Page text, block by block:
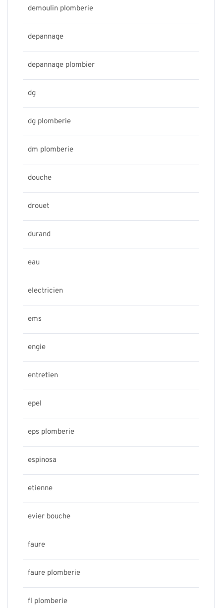
demoulin plomberie
depannage
depannage plombier
dg
dg plomberie
dm plomberie
douche
drouet
durand
eau
electricien
ems
engie
entretien
epel
eps plomberie
espinosa
etienne
evier bouche
faure
faure plomberie
fl plomberie